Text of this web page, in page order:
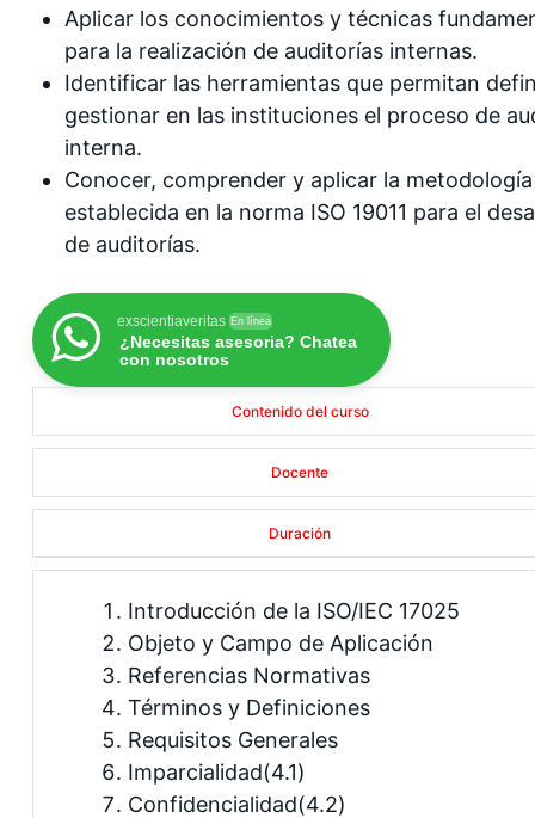
Aplicar los conocimientos y técnicas
para la realización de auditorías internas.
Identificar las herramientas que permitan
gestionar en las instituciones el proceso de
interna.
Conocer, comprender y aplicar la metodología
establecida en la norma ISO 19011 para el
de auditorías.
exscientiaveritas En línea
¿Necesitas asesoria? Chatea
con nosotros
Contenido del curso
Docente
Duración
Introducción de la ISO/IEC 17025
Objeto y Campo de Aplicación
Referencias Normativas
Términos y Definiciones
Requisitos Generales
Imparcialidad(4.1)
Confidencialidad(4.2)